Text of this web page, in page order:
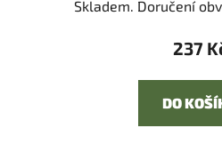
Skladem. Doručení
237
DO